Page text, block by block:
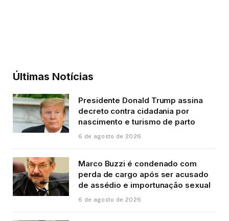
Últimas Notícias
Presidente Donald Trump assina
decreto contra cidadania por
nascimento e turismo de parto
6 de agosto de 2026
Marco Buzzi é condenado com
perda de cargo após ser acusado
de assédio e importunação sexual
6 de agosto de 2026